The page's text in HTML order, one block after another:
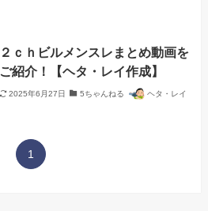
２ｃｈビルメンスレまとめ動画を
ご紹介！【ヘタ・レイ作成】
2025年6月27日 5ちゃんねる ヘタ・レイ
1